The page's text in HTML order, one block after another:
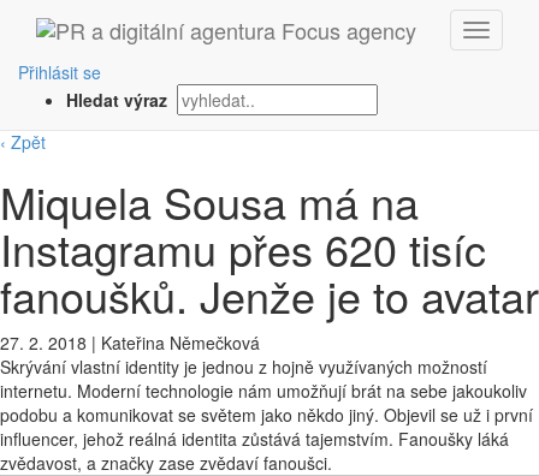
Přihlásit se
Hledat výraz
‹ Zpět
Miquela Sousa má na
Instagramu přes 620 tisíc
fanoušků. Jenže je to avatar
27. 2. 2018 | Kateřina Němečková
Skrývání vlastní identity je jednou z hojně využívaných možností
internetu. Moderní technologie nám umožňují brát na sebe jakoukoliv
podobu a komunikovat se světem jako někdo jiný. Objevil se už i první
influencer, jehož reálná identita zůstává tajemstvím. Fanoušky láká
zvědavost, a značky zase zvědaví fanoušci.